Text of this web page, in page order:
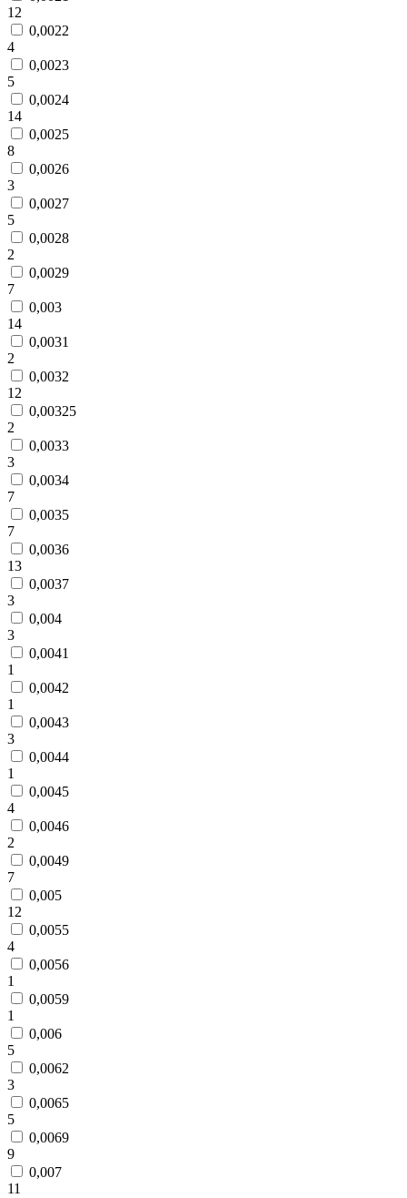
12
0,0022
4
0,0023
5
0,0024
14
0,0025
8
0,0026
3
0,0027
5
0,0028
2
0,0029
7
0,003
14
0,0031
2
0,0032
12
0,00325
2
0,0033
3
0,0034
7
0,0035
7
0,0036
13
0,0037
3
0,004
3
0,0041
1
0,0042
1
0,0043
3
0,0044
1
0,0045
4
0,0046
2
0,0049
7
0,005
12
0,0055
4
0,0056
1
0,0059
1
0,006
5
0,0062
3
0,0065
5
0,0069
9
0,007
11